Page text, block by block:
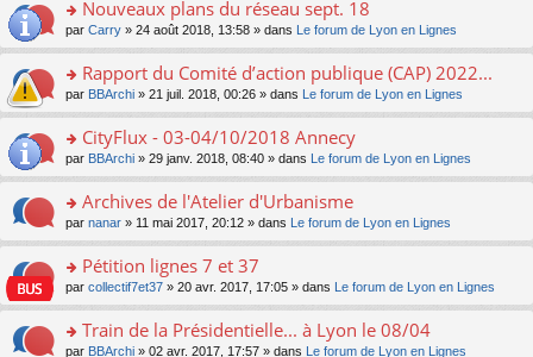
c
e
nt
pl
u
s
c
e
nt
o
lu
pl
u
s
c
e
nt
g
e
n
o
lu
pl
u
s
c
e
nt
e
s
a
g
e
n
n
lu
le
pl
u
c
e
nt
ult
er
le
m
e
a
g
e
n
n
le
pl
u
ré
o
n
ult
er
le
m
e
a
g
e
n
n
le
pl
Nouveaux plans du réseau sept. 18
par Carry » 24 août 2018, 13:58 » dans Le forum de Lyon en Lignes
o
n
ult
er
le
m
e
a
g
e
n
Rapport du Comité d’action publique (CAP) 2022...
par BBArchi » 21 juil. 2018, 00:26 » dans Le forum de Lyon en Lignes
o
n
ult
er
le
m
e
a
CityFlux - 03-04/10/2018 Annecy
par BBArchi » 29 janv. 2018, 08:40 » dans Le forum de Lyon en Lignes
o
n
ult
er
le
m
e
Archives de l'Atelier d'Urbanisme
par nanar » 11 mai 2017, 20:12 » dans Le forum de Lyon en Lignes
o
n
ult
Pétition lignes 7 et 37
par collectif7et37 » 20 avr. 2017, 17:05 » dans Le forum de Lyon en Lignes
o
Train de la Présidentielle... à Lyon le 08/04
par BBArchi » 02 avr. 2017, 17:57 » dans Le forum de Lyon en Lignes